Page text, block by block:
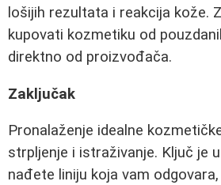
lošijih rezultata i reakcija kože.
kupovati kozmetiku od
direktno od proizvođača.
Zaključak
Pronalaženje idealne
strpljenje i istraživanje. Ključ je
nađete liniju koja vam